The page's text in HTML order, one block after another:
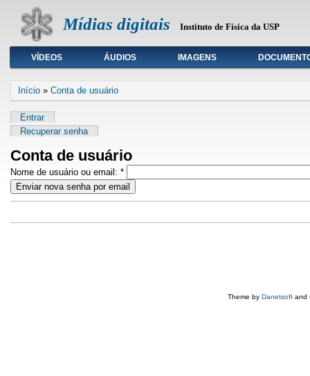
Mídias digitais Instituto de Física da USP
Seleção de tipo de mídia
VÍDEOS ÁUDIOS IMAGENS
Início » Conta de usuário
Entrar
Recuperar senha
Conta de usuário
Nome de usuário ou email: *
Theme by Danetsoft and